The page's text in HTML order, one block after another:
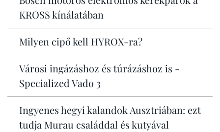
KROSS kínálatában
Milyen cipő kell HYROX-ra?
Városi ingázáshoz és túrázáshoz is -
Specialized Vado 3
Ingyenes hegyi kalandok Ausztriában: ezt
tudja Murau családdal és kutyával